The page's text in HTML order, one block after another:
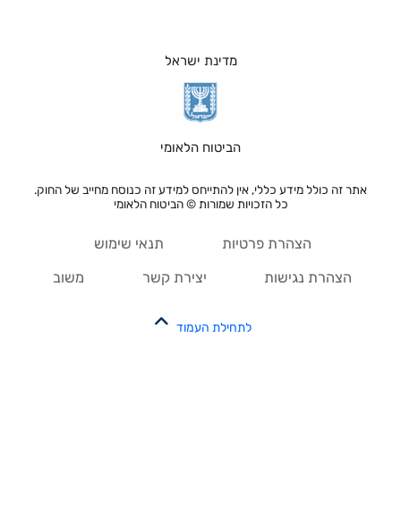
מדינת ישראל
הביטוח הלאומי
אתר זה כולל מידע כללי, אין להתייחס למידע זה כנוסח מחייב של החוק.
כל הזכויות שמורות © הביטוח הלאומי
הצהרת פרטיות תנאי שימוש
הצהרת נגישות יצירת קשר משוב
לתחילת העמוד